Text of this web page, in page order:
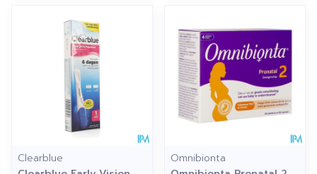
Clearblue
Omnibionta